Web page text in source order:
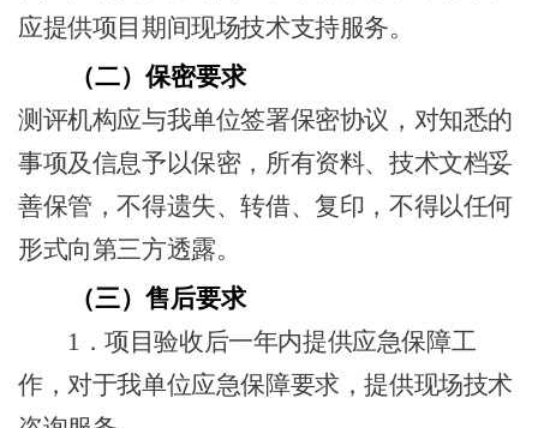
应提供项目期间现场技术支持服务。
（二）保密要求
测评机构应与我单位签署保密协议，对知悉的
事项及信息予以保密，所有资料、技术文档妥
善保管，不得遗失、转借、复印，不得以任何
形式向第三方透露。
（三） 售后要求
1．项目验收后一年内提供应急保障工
作，对于我单位应急保障要求，提供现场技术